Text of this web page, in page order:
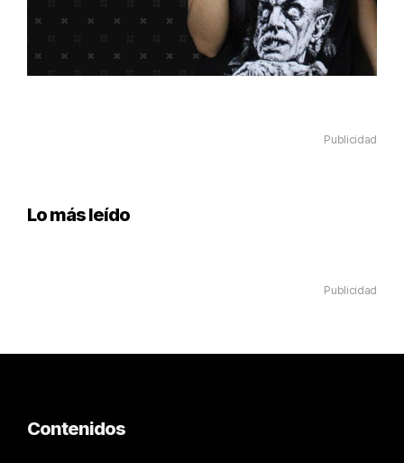
Publicidad
Lo más leído
Publicidad
Contenidos